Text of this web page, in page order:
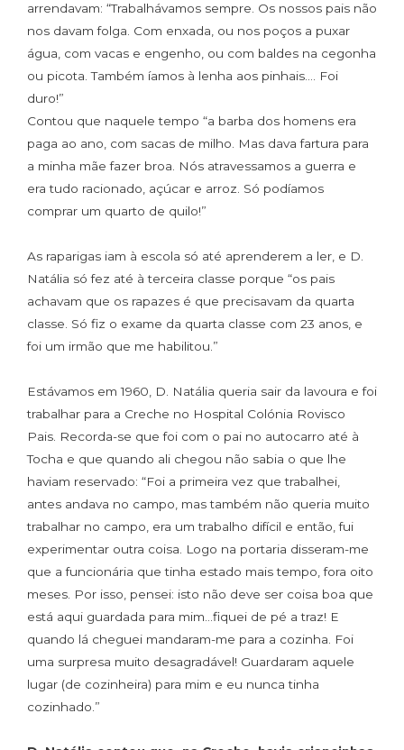
arrendavam: “Trabalhávamos sempre. Os nossos pais não
nos davam folga. Com enxada, ou nos poços a puxar
água, com vacas e engenho, ou com baldes na cegonha
ou picota. Também íamos à lenha aos pinhais…. Foi
duro!”
Contou que naquele tempo “a barba dos homens era
paga ao ano, com sacas de milho. Mas dava fartura para
a minha mãe fazer broa. Nós atravessamos a guerra e
era tudo racionado, açúcar e arroz. Só podíamos
comprar um quarto de quilo!”
As raparigas iam à escola só até aprenderem a ler, e D.
Natália só fez até à terceira classe porque “os pais
achavam que os rapazes é que precisavam da quarta
classe. Só fiz o exame da quarta classe com 23 anos, e
foi um irmão que me habilitou.”
Estávamos em 1960, D. Natália queria sair da lavoura e foi
trabalhar para a Creche no Hospital Colónia Rovisco
Pais. Recorda-se que foi com o pai no autocarro até à
Tocha e que quando ali chegou não sabia o que lhe
haviam reservado: “Foi a primeira vez que trabalhei,
antes andava no campo, mas também não queria muito
trabalhar no campo, era um trabalho difícil e então, fui
experimentar outra coisa. Logo na portaria disseram-me
que a funcionária que tinha estado mais tempo, fora oito
meses. Por isso, pensei: isto não deve ser coisa boa que
está aqui guardada para mim…fiquei de pé a traz! E
quando lá cheguei mandaram-me para a cozinha. Foi
uma surpresa muito desagradável! Guardaram aquele
lugar (de cozinheira) para mim e eu nunca tinha
cozinhado.”